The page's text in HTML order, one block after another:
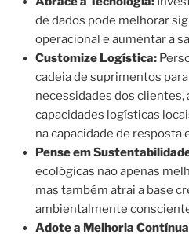
de dados pode melhorar
operacional e aumentar a
Customize Logística:
cadeia de suprimentos
necessidades dos clientes,
capacidades logísticas
na capacidade de resposta
Pense em
ecológicas não apenas
mas também atrai a base
ambientalmente
Adote a Melhoria